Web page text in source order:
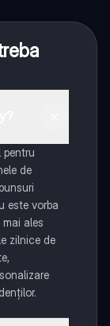
de
este vorba
ales
zilnice de